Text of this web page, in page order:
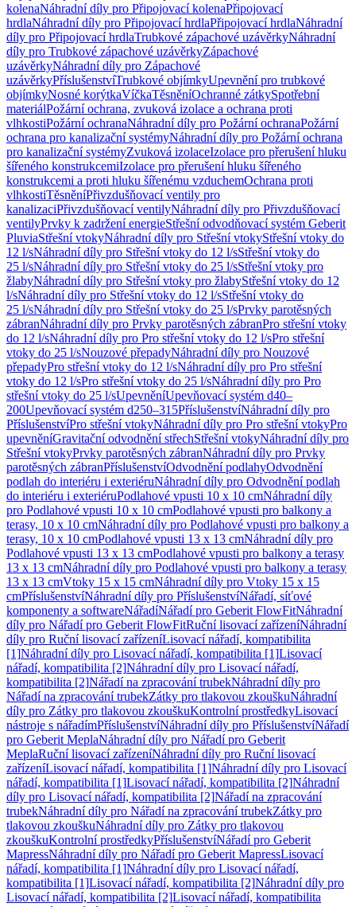
kolenaNáhradní díly pro Připojovací kolenaPřipojovací
hrdlaNáhradní díly pro Připojovací hrdlaPřipojovací hrdlaNáhradní
díly pro Připojovací hrdlaTrubkové zápachové uzávěrkyNáhradní
díly pro Trubkové zápachové uzávěrkyZápachové
uzávěrkyNáhradní díly pro Zápachové
uzávěrkyPříslušenstvíTrubkové objímkyUpevnění pro trubkové
objímkyNosné korýtkaVíčkaTěsněníOchranné zátkySpotřební
materiálPožární ochrana, zvuková izolace a ochrana proti
vlhkostiPožární ochranaNáhradní díly pro Požární ochranaPožární
ochrana pro kanalizační systémyNáhradní díly pro Požární ochrana
pro kanalizační systémyZvuková izolaceIzolace pro přerušení hluku
šířeného konstrukcemiIzolace pro přerušení hluku šířeného
konstrukcemi a proti hluku šířenému vzduchemOchrana proti
vlhkostiTěsněníPřivzdušňovací ventily pro
kanalizaciPřivzdušňovací ventilyNáhradní díly pro Přivzdušňovací
ventilyPrvky k zadržení energieStřešní odvodňovací systém Geberit
PluviaStřešní vtokyNáhradní díly pro Střešní vtokyStřešní vtoky do
12 l/sNáhradní díly pro Střešní vtoky do 12 l/sStřešní vtoky do
25 l/sNáhradní díly pro Střešní vtoky do 25 l/sStřešní vtoky pro
žlabyNáhradní díly pro Střešní vtoky pro žlabyStřešní vtoky do 12
l/sNáhradní díly pro Střešní vtoky do 12 l/sStřešní vtoky do
25 l/sNáhradní díly pro Střešní vtoky do 25 l/sPrvky parotěsných
zábranNáhradní díly pro Prvky parotěsných zábranPro střešní vtoky
do 12 l/sNáhradní díly pro Pro střešní vtoky do 12 l/sPro střešní
vtoky do 25 l/sNouzové přepadyNáhradní díly pro Nouzové
přepadyPro střešní vtoky do 12 l/sNáhradní díly pro Pro střešní
vtoky do 12 l/sPro střešní vtoky do 25 l/sNáhradní díly pro Pro
střešní vtoky do 25 l/sUpevněníUpevňovací systém d40–
200Upevňovací systém d250–315PříslušenstvíNáhradní díly pro
PříslušenstvíPro střešní vtokyNáhradní díly pro Pro střešní vtokyPro
upevněníGravitační odvodnění střechStřešní vtokyNáhradní díly pro
Střešní vtokyPrvky parotěsných zábranNáhradní díly pro Prvky
parotěsných zábranPříslušenstvíOdvodnění podlahyOdvodnění
podlah do interiéru i exteriéruNáhradní díly pro Odvodnění podlah
do interiéru i exteriéruPodlahové vpusti 10 x 10 cmNáhradní díly
pro Podlahové vpusti 10 x 10 cmPodlahové vpusti pro balkony a
terasy, 10 x 10 cmNáhradní díly pro Podlahové vpusti pro balkony a
terasy, 10 x 10 cmPodlahové vpusti 13 x 13 cmNáhradní díly pro
Podlahové vpusti 13 x 13 cmPodlahové vpusti pro balkony a terasy
13 x 13 cmNáhradní díly pro Podlahové vpusti pro balkony a terasy
13 x 13 cmVtoky 15 x 15 cmNáhradní díly pro Vtoky 15 x 15
cmPříslušenstvíNáhradní díly pro PříslušenstvíNářadí, síťové
komponenty a softwareNářadíNářadí pro Geberit FlowFitNáhradní
díly pro Nářadí pro Geberit FlowFitRuční lisovací zařízeníNáhradní
díly pro Ruční lisovací zařízeníLisovací nářadí, kompatibilita
[1]Náhradní díly pro Lisovací nářadí, kompatibilita [1]Lisovací
nářadí, kompatibilita [2]Náhradní díly pro Lisovací nářadí,
kompatibilita [2]Nářadí na zpracování trubekNáhradní díly pro
Nářadí na zpracování trubekZátky pro tlakovou zkouškuNáhradní
díly pro Zátky pro tlakovou zkouškuKontrolní prostředkyLisovací
nástroje s nářadímPříslušenstvíNáhradní díly pro PříslušenstvíNářadí
pro Geberit MeplaNáhradní díly pro Nářadí pro Geberit
MeplaRuční lisovací zařízeníNáhradní díly pro Ruční lisovací
zařízeníLisovací nářadí, kompatibilita [1]Náhradní díly pro Lisovací
nářadí, kompatibilita [1]Lisovací nářadí, kompatibilita [2]Náhradní
díly pro Lisovací nářadí, kompatibilita [2]Nářadí na zpracování
trubekNáhradní díly pro Nářadí na zpracování trubekZátky pro
tlakovou zkouškuNáhradní díly pro Zátky pro tlakovou
zkouškuKontrolní prostředkyPříslušenstvíNářadí pro Geberit
MapressNáhradní díly pro Nářadí pro Geberit MapressLisovací
nářadí, kompatibilita [1]Náhradní díly pro Lisovací nářadí,
kompatibilita [1]Lisovací nářadí, kompatibilita [2]Náhradní díly pro
Lisovací nářadí, kompatibilita [2]Lisovací nářadí, kompatibilita